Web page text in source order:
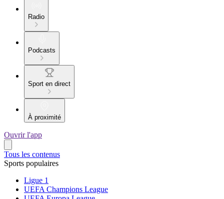
Radio
Podcasts
Sport en direct
À proximité
Ouvrir l'app
Tous les contenus
Sports populaires
Ligue 1
UEFA Champions League